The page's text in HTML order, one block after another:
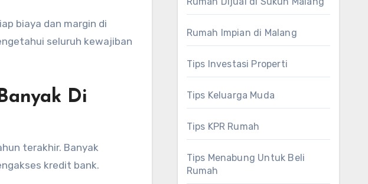
biaya dan margin di
seluruh kewajiban
Di
terakhir. Banyak
kredit bank.
Rumah Impian di Malang
Tips Investasi Properti
Tips Keluarga Muda
Tips KPR Rumah
Tips Menabung Untuk Beli
Rumah